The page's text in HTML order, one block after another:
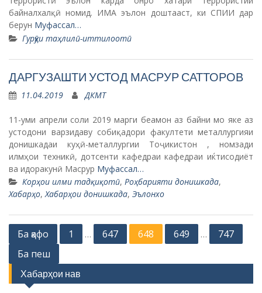
байналхалқӣ номид. ИМА эълон доштааст, ки СПИИ дар
берун Муфассал…
Гурӯҳи таҳлилӣ-иттилоотӣ
ДАРГУЗАШТИ УСТОД МАСРУР САТТОРОВ
11.04.2019 ДКМТ
11-уми апрели соли 2019 марги беамон аз байни мо яке аз
устодони варзидаву собиқадори факултети металлургияи
донишкадаи куҳӣ-металлургии Тоҷикистон , номзади
илмҳои техникӣ, дотсенти кафедраи кафедраи иќтисодиёт
ва идоракунӣ Масрур Муфассал…
Корҳои илми тадқиқотӣ, Роҳбарияти донишкада,
Хабарҳо,Хабарҳои донишкада, Эълонхо
o
s
t
Ба қафо 1 … 647 648 649 …
747
Ба пеш
Хабарҳои нав